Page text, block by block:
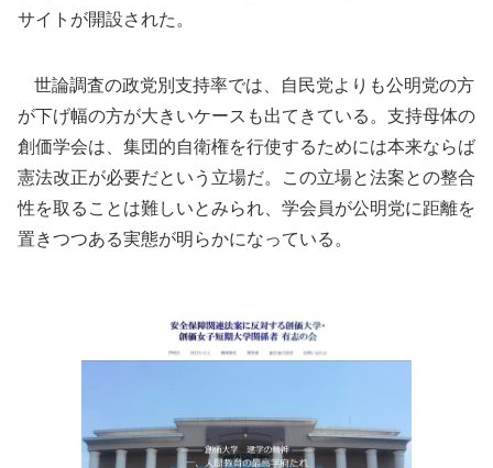
サイトが開設された。
世論調査の政党別支持率では、自民党よりも公明党の方
が下げ幅の方が大きいケースも出てきている。支持母体の
創価学会は、集団的自衛権を行使するためには本来ならば
憲法改正が必要だという立場だ。この立場と法案との整合
性を取ることは難しいとみられ、学会員が公明党に距離を
置きつつある実態が明らかになっている。